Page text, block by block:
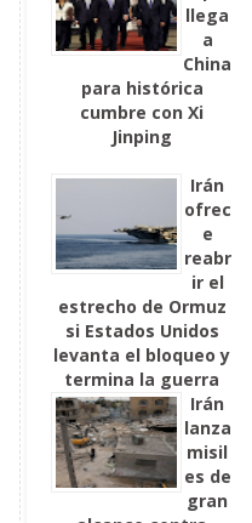
llega
a
China
para histórica
cumbre con Xi
Jinping
Irán
ofrec
e
reabr
ir el
estrecho de Ormuz
si Estados Unidos
levanta el bloqueo y
termina la guerra
Irán
lanza
misil
es de
gran